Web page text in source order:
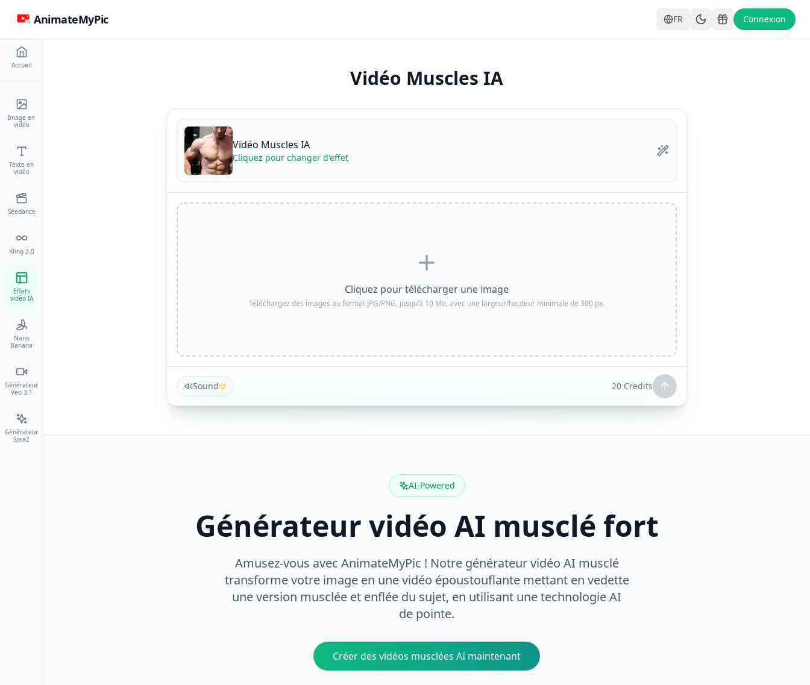
AnimateMyPic FR Connexion
Accueil
Image en
vidéo
Texte en
vidéo
Seedance
Kling 3.0
Effets
vidéo IA
Nano
Banana
Générateur
Veo 3.1
Générateur
Sora2
Vidéo Muscles IA
Vidéo Muscles IA
Cliquez pour changer d'effet
Cliquez pour télécharger une image
Téléchargez des images au format JPG/PNG, jusqu'à 10 Mo, avec une largeur/hauteur minimale de 300 px.
Sound 20 Credits
AI-Powered
Générateur vidéo AI musclé fort
Amusez-vous avec AnimateMyPic ! Notre générateur vidéo AI musclé
transforme votre image en une vidéo époustouflante mettant en vedette
une version musclée et enflée du sujet, en utilisant une technologie AI
de pointe.
Créer des vidéos musclées AI maintenant